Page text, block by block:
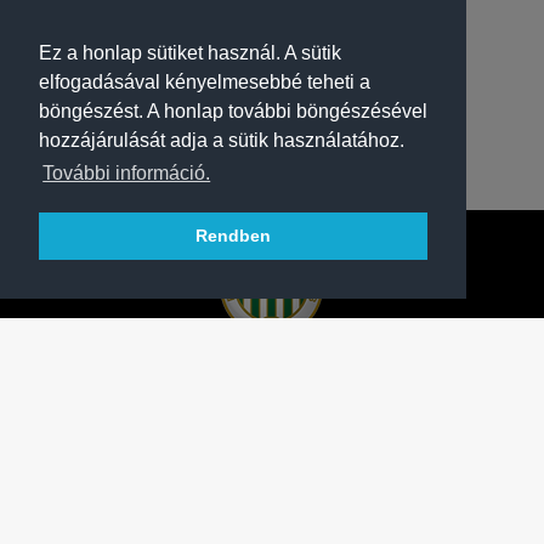
Ez a honlap sütiket használ. A sütik
elfogadásával kényelmesebbé teheti a
böngészést. A honlap további böngészésével
hozzájárulását adja a sütik használatához.
További információ.
Rendben